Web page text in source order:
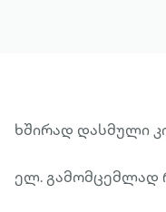
შეხედულებების
მწერლის
ხშირად დასმული
ელ. გამომცემლად